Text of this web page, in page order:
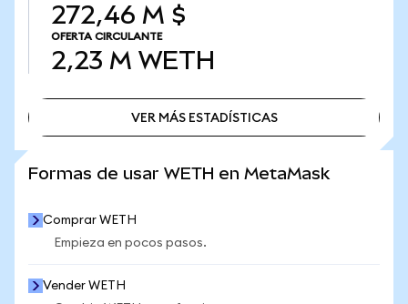
272,46 M $
OFERTA CIRCULANTE
2,23 M WETH
VER MÁS ESTADÍSTICAS
Formas de usar WETH en MetaMask
Comprar WETH
Empieza en pocos pasos.
Vender WETH